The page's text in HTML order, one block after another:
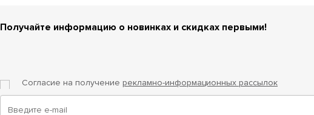
Получайте информацию о новинках и скидках первыми!
Согласие на получение рекламно-информационных рассылок